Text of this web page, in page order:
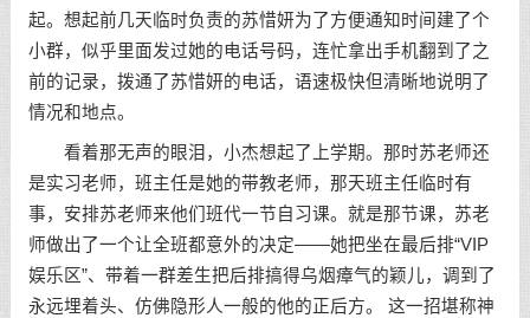
起。想起前几天临时负责的苏惜妍为了方便通知时间建了个
小群，似乎里面发过她的电话号码，连忙拿出手机翻到了之
前的记录，拨通了苏惜妍的电话，语速极快但清晰地说明了
情况和地点。
看着那无声的眼泪，小杰想起了上学期。那时苏老师还
是实习老师，班主任是她的带教老师，那天班主任临时有
事，安排苏老师来他们班代一节自习课。就是那节课，苏老
师做出了一个让全班都意外的决定——她把坐在最后排“VIP
娱乐区”、带着一群差生把后排搞得乌烟瘴气的颖儿，调到了
永远埋着头、仿佛隐形人一般的他的正后方。 这一招堪称神